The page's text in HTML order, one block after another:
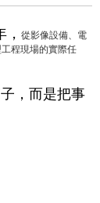
， 從影像設備、電
程現場的實際任
，而是把事